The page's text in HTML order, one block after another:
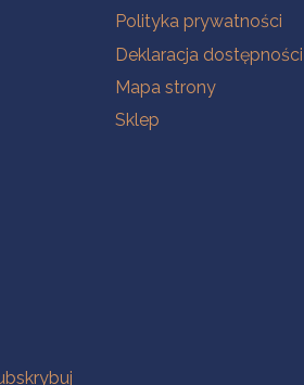
Polityka prywatności
Deklaracja dostępności
Mapa strony
Sklep